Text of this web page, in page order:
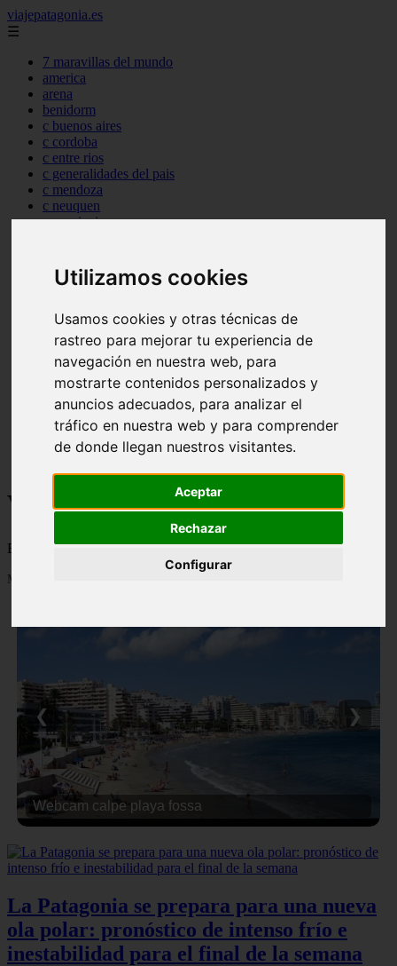
Utilizamos cookies
Usamos cookies y otras técnicas de
rastreo para mejorar tu experiencia de
navegación en nuestra web, para
mostrarte contenidos personalizados y
anuncios adecuados, para analizar el
tráfico en nuestra web y para comprender
de donde llegan nuestros visitantes.
Aceptar
Rechazar
Configurar
viajepatagonia.es
☰
7 maravillas del mundo
america
arena
benidorm
c buenos aires
c cordoba
c entre rios
c generalidades del pais
c mendoza
c neuquen
c provincias
c tierra de fuego
c tucuman
carmen
category
destinos
gijon
lanzarote
monumentos
naturaleza
san
Viajes a la Patagonia
Blog sobre la Patagonia en particular y sobre turismo en general
Mostrando 1 - 24 de 477 artículos
Webcam calpe playa fossa
❮ ❯
La Patagonia se prepara para una nueva
ola polar: pronóstico de intenso frío e
inestabilidad para el final de la semana